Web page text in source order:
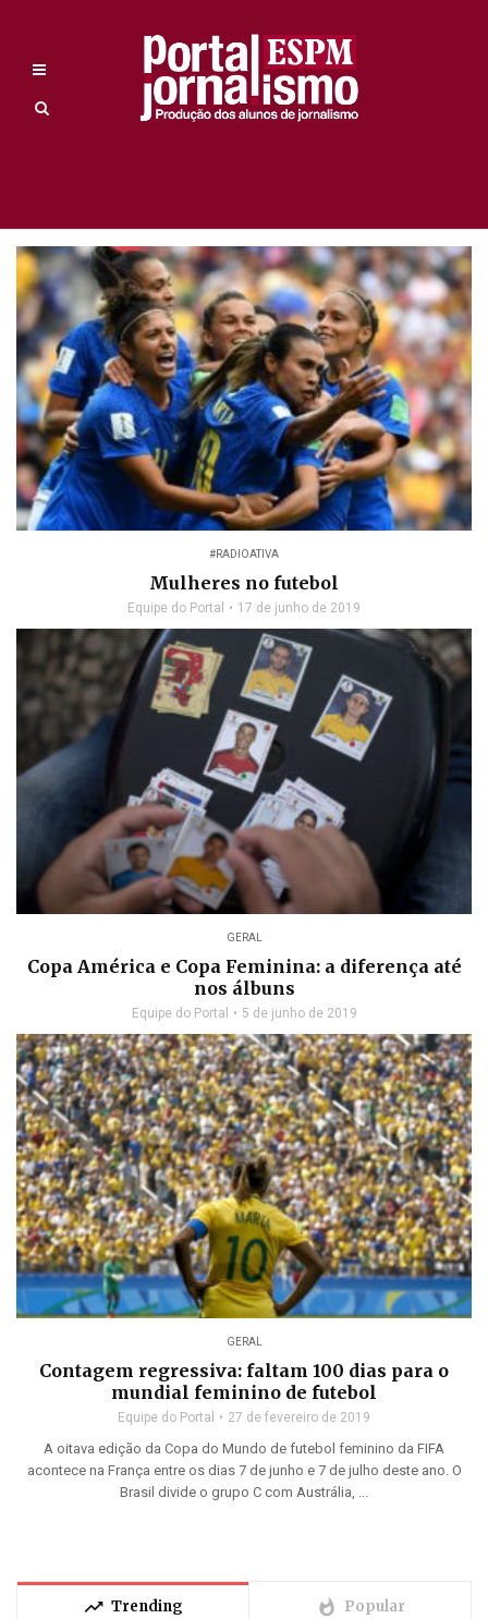
#RADIOATIVA
Mulheres no futebol
Equipe do Portal 17 de junho de 2019
GERAL
Copa América e Copa Feminina: a diferença até
nos álbuns
Equipe do Portal 5 de junho de 2019
GERAL
Contagem regressiva: faltam 100 dias para o
mundial feminino de futebol
Equipe do Portal 27 de fevereiro de 2019
A oitava edição da Copa do Mundo de futebol feminino da FIFA
acontece na França entre os dias 7 de junho e 7 de julho deste ano. O
Brasil divide o grupo C com Austrália, ...
trending_up Trending whatshot Popular